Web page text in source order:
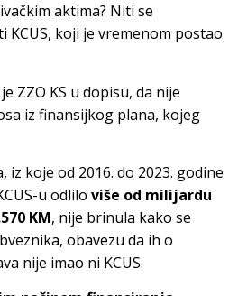
aktima? Niti se
KCUS, koji je vremenom postao
ZZO KS u dopisu, da nije
iz finansijkog plana, kojeg
iz koje od 2016. do 2023. godine
u odlilo više od milijardu
KM, nije brinula kako se
obavezu da ih o
nije imao ni KCUS.